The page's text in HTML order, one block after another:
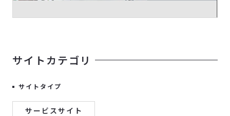
サイトカテゴリ
サイトタイプ
サービスサイト